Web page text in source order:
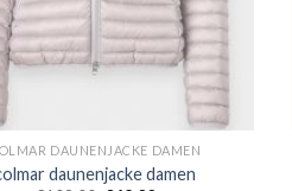
DAUNENJACKE DAMEN
daunenjacke damen